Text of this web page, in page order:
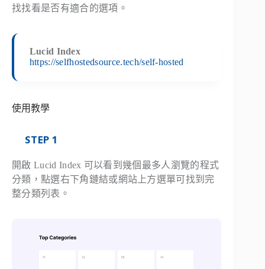
找找看是否有適合的選項。
Lucid Index
https://selfhostedsource.tech/self-hosted
使用教學
STEP 1
開啟 Lucid Index 可以看到幾個最多人瀏覽的程式
分類，點選右下角鏈結或網站上方選單可找到完
整分類列表。